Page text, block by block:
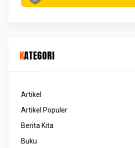
KATEGORI
Artikel
Artikel Populer
Berita Kita
Buku